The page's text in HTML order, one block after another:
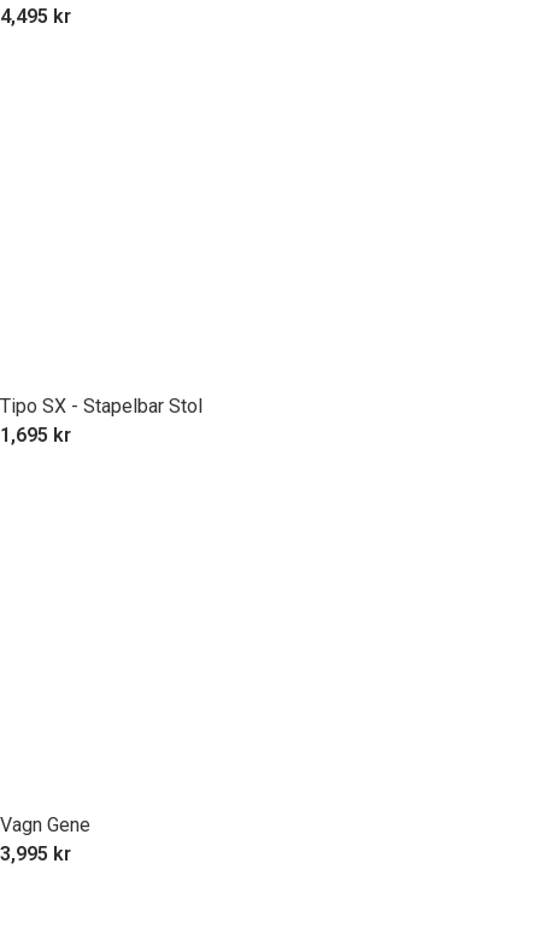
4,495 kr
Tipo SX - Stapelbar Stol
1,695 kr
Vagn Gene
3,995 kr